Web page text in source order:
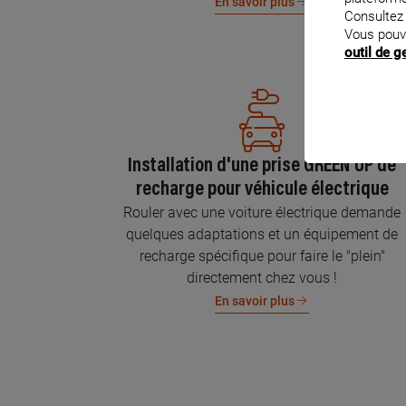
Installation d'une prise GREEN'UP de
recharge pour véhicule électrique
Rouler avec une voiture électrique demande
quelques adaptations et un équipement de
recharge spécifique pour faire le "plein"
directement chez vous !
En savoir plus
Vous
outil de